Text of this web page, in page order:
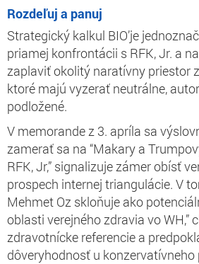
Rozdeľuj a panuj
Strategický kalkul BIO’je
priamej konfrontácii s RFK, Jr. a
zaplaviť okolitý naratívny priestor
ktoré majú vyzerať neutrálne,
podložené.
V memorande z 3. apríla sa
zamerať sa na “Makary a
RFK, Jr,” signalizuje zámer obísť
prospech internej triangulácie. V
Mehmet Oz skloňuje ako
oblasti verejného zdravia vo WH,”
zdravotnícke referencie a
dôveryhodnosť u konzervatívneho